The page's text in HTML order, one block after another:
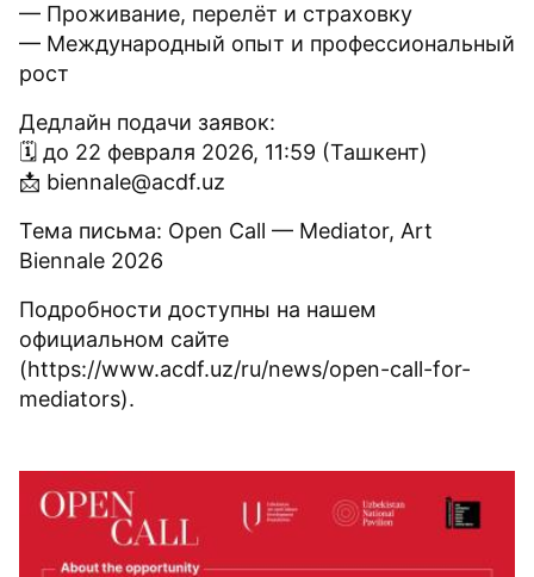
— Проживание, перелёт и страховку
— Международный опыт и профессиональный
рост
Дедлайн подачи заявок:
🗓 до 22 февраля 2026, 11:59 (Ташкент)
📩 biennale@acdf.uz
Тема письма: Open Call — Mediator, Art
Biennale 2026
Подробности доступны на нашем
официальном сайте
(https://www.acdf.uz/ru/news/open-call-for-
mediators).